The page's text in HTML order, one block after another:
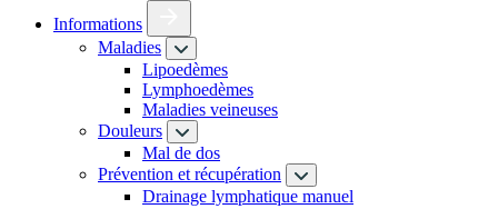
Informations
Maladies
Lipoedèmes
Lymphoedèmes
Maladies veineuses
Douleurs
Mal de dos
Prévention et récupération
Drainage lymphatique manuel